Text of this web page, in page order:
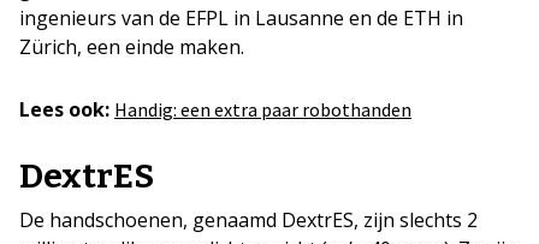
ingenieurs van de EFPL in Lausanne en de ETH in
Zürich, een einde maken.
Lees ook: Handig: een extra paar robothanden
DextrES
De handschoenen, genaamd DextrES, zijn slechts 2